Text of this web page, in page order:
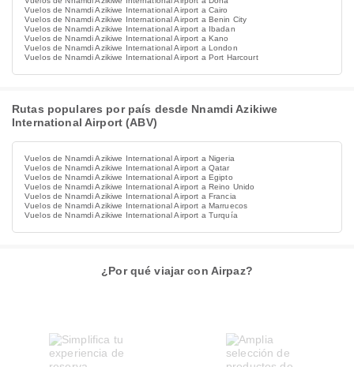
Vuelos de Nnamdi Azikiwe International Airport a Cairo
Vuelos de Nnamdi Azikiwe International Airport a Benin City
Vuelos de Nnamdi Azikiwe International Airport a Ibadan
Vuelos de Nnamdi Azikiwe International Airport a Kano
Vuelos de Nnamdi Azikiwe International Airport a London
Vuelos de Nnamdi Azikiwe International Airport a Port Harcourt
Rutas populares por país desde Nnamdi Azikiwe
International Airport (ABV)
Vuelos de Nnamdi Azikiwe International Airport a Nigeria
Vuelos de Nnamdi Azikiwe International Airport a Qatar
Vuelos de Nnamdi Azikiwe International Airport a Egipto
Vuelos de Nnamdi Azikiwe International Airport a Reino Unido
Vuelos de Nnamdi Azikiwe International Airport a Francia
Vuelos de Nnamdi Azikiwe International Airport a Marruecos
Vuelos de Nnamdi Azikiwe International Airport a Turquía
¿Por qué viajar con Airpaz?